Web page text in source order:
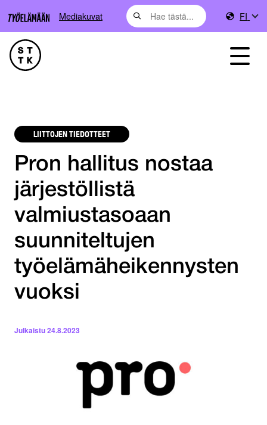
Mediakuvat FI
LIITTOJEN TIEDOTTEET
Pron hallitus nostaa
järjestöllistä
valmiustasoaan
suunniteltujen
työelämäheikennysten
vuoksi
Julkaistu24.8.2023